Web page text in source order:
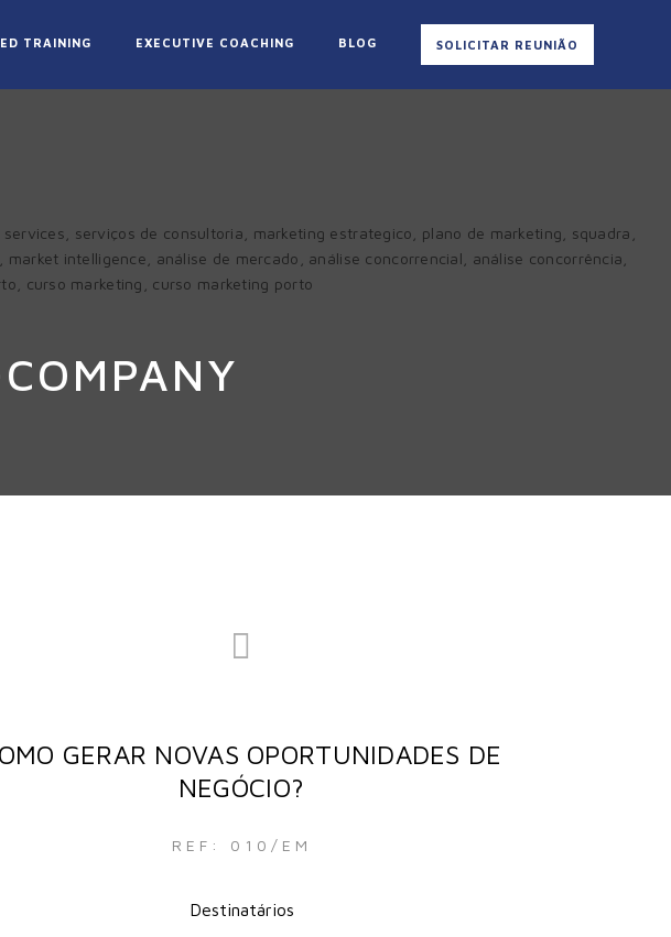
TRAINING EXECUTIVE COACHING BLOG SOLICITAR REUNIÃO
GERAR NOVAS OPORTUNIDADES DE
NEGÓCIO?
REF: 010/EM
Destinatários